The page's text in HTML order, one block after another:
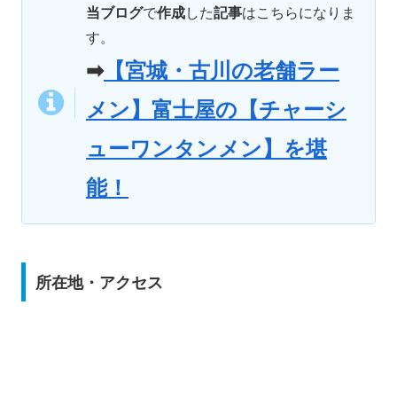
当ブログで作成した記事はこちらになりま
す。
➡【宮城・古川の老舗ラー
メン】富士屋の【チャーシ
ューワンタンメン】を堪
能！
所在地・アクセス